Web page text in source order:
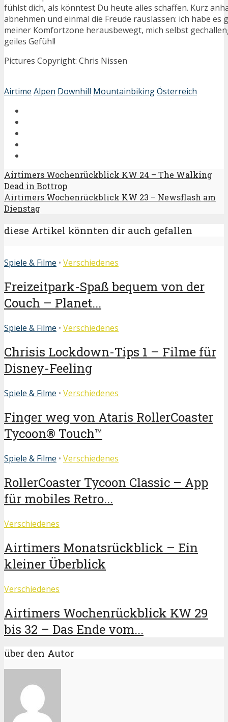
fühlst dich, als könntest Du heute alles schaffen. Kurz
abnehmen und einmal die Freude rauslassen: ich habe es
meiner Komfortzone herausbewegt, mich selbst
geiles Gefühl!
Pictures Copyright: Chris Nissen
Airtime Alpen Downhill MountainbikingÖsterreich
Airtimers Wochenrückblick KW 24 – The Walking
Dead in Bottrop
Airtimers Wochenrückblick KW 23 – Newsflash am
Dienstag
diese Artikel könnten dir auch gefallen
Spiele & Filme • Verschiedenes
Freizeitpark-Spaß bequem von der
Couch – Planet...
Spiele & Filme • Verschiedenes
Chrisis Lockdown-Tips 1 – Filme für
Disney-Feeling
Spiele & Filme • Verschiedenes
Finger weg von Ataris RollerCoaster
Tycoon® Touch™
Spiele & Filme • Verschiedenes
RollerCoaster Tycoon Classic – App
für mobiles Retro...
Verschiedenes
Airtimers Monatsrückblick – Ein
kleiner Überblick
Verschiedenes
Airtimers Wochenrückblick KW 29
bis 32 – Das Ende vom...
über den Autor